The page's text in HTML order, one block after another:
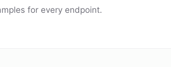
for every endpoint.